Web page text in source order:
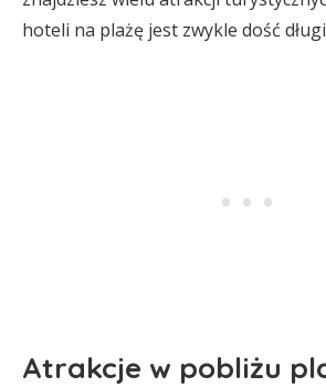
hoteli na plażę jest zwykle dość
Atrakcje w pobliżu